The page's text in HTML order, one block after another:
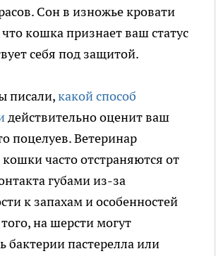
Сон в изножье кровати
кошка признает ваш статус
себя под защитой.
писали,какой способ
действительно оценит ваш
поцелуев. Ветеринар
кошки часто отстраняются от
губами из-за
к запахам и особенностей
на шерсти могут
бактерии пастерелла или